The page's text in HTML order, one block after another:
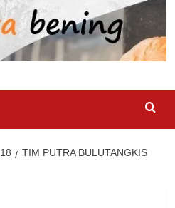
18
TIM PUTRA BULUTANGKIS